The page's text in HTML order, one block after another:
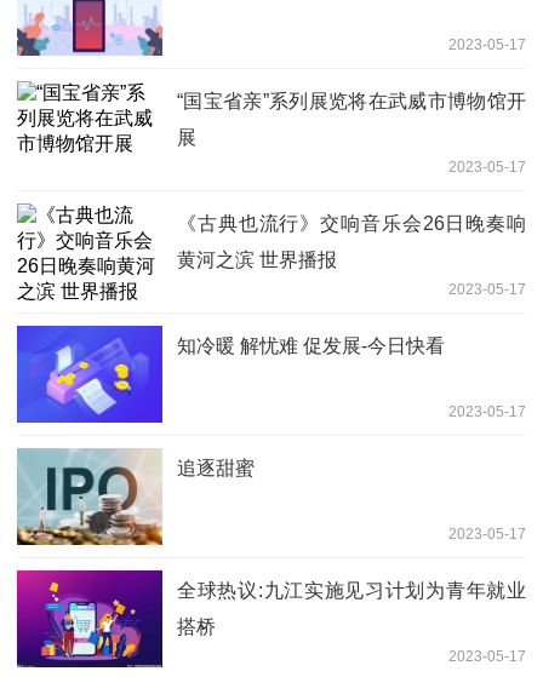
2023-05-17
“国宝省亲”系列展览将在武威市博物馆开
展
2023-05-17
《古典也流行》交响音乐会26日晚奏响
黄河之滨 世界播报
2023-05-17
知冷暖 解忧难 促发展-今日快看
2023-05-17
追逐甜蜜
2023-05-17
全球热议:九江实施见习计划为青年就业
搭桥
2023-05-17